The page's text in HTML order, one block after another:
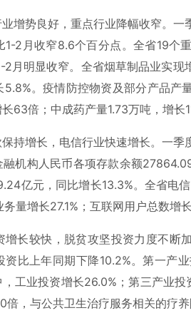
增势良好，重点行业降幅收窄。一
1-2月收窄8.6个百分点。全省19个
月明显收窄。全省烟草制品业实现
。疫情防控物资及部分产品产
63倍；中成药产量1.73万吨，增长
持增长，电信行业快速增长。一季
机构人民币各项存款余额
亿元，同比增长13.3%。全省电
量增长27.1%；互联网用户总数增长
长较快，脱贫攻坚投资力度不断
比上年同期下降10.2%。第一产
工业投资增长26.0%；第三产业投
，与公共卫生治疗服务相关的疗养